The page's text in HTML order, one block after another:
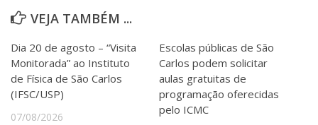
VEJA TAMBÉM ...
Dia 20 de agosto – “Visita
Monitorada” ao Instituto
de Física de São Carlos
(IFSC/USP)
07/08/2026
Escolas públicas de São
Carlos podem solicitar
aulas gratuitas de
programação oferecidas
pelo ICMC